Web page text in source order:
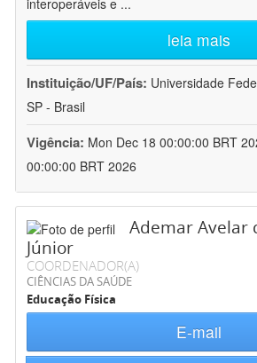
interoperáveis e ...
leia mais
Instituição/UF/País: Universidade
SP - Brasil
Vigência: Mon Dec 18 00:00:00 BRT
00:00:00 BRT 2026
Ademar Avelar
Júnior
COORDENADOR(A)
CIÊNCIAS DA SAÚDE
Educação Física
E-mail